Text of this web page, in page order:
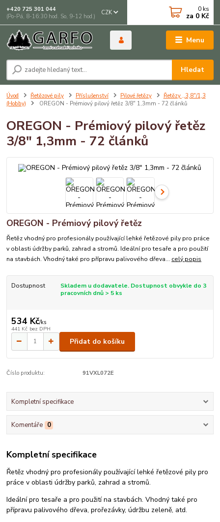
Menu
CZK
Hledat
+420 725 301 044
(Po-Pá, 8-16:30 hod. So, 9-12 hod.)
0 ks
za 0 Kč
Úvod Řetězové pily Příslušenství Pilové řetězy
Řetězy ,,3,8"/1,3
(Hobby)
OREGON - Prémiový pilový řetěz 3/8" 1,3mm - 72 článků
OREGON - Prémiový pilový řetěz
3/8" 1,3mm - 72 článků
OREGON - Prémiový pilový řetěz
Řetěz vhodný pro profesionály používající lehké řetězové pily pro práce
v oblasti údržby parků, zahrad a stromů. Ideální pro tesaře a pro použití
na stavbách. Vhodný také pro přípravu palivového dřeva... celý popis
Dostupnost
Skladem u dodavatele. Dostupnost obvykle do 3
pracovních dnů > 5 ks
534 Kč/ks
441 Kč bez DPH
Přidat do košíku
Číslo produktu: 91VXL072E
Kompletní specifikace
Komentáře 0
Kompletní specifikace
Řetěz vhodný pro profesionály používající lehké řetězové pily pro
práce v oblasti údržby parků, zahrad a stromů.
Ideální pro tesaře a pro použití na stavbách. Vhodný také pro
přípravu palivového dřeva, prořezávky, údržbu zeleně, atd.